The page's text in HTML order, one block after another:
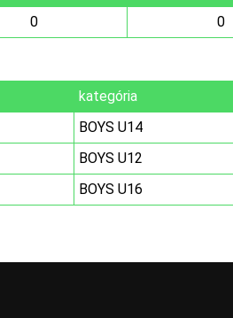
0 0
kategória
BOYS U14
BOYS U12
BOYS U16